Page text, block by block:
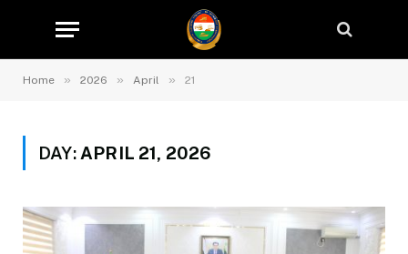
Home » 2026 » April » 21
DAY: APRIL 21, 2026